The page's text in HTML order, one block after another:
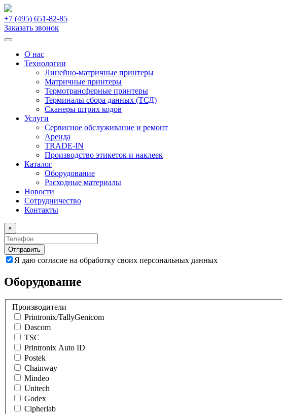
+7 (495) 651-82-85
Заказать звонок
О нас
Технологии
Линейно-матричные принтеры
Матричные принтеры
Термотрансферные принтеры
Терминалы сбора данных (ТСД)
Сканеры штрих кодов
Услуги
Сервисное обслуживание и ремонт
Аренда
TRADE-IN
Производство этикеток и наклеек
Каталог
Оборудование
Расходные материалы
Новости
Сотрудничество
Контакты
×
Отправить
Я даю согласие на обработку своих персональных данных
Оборудование
Производители
Printronix/TallyGenicom
Dascom
TSC
Printronix Auto ID
Postek
Chainway
Mindeo
Unitech
Godex
Cipherlab